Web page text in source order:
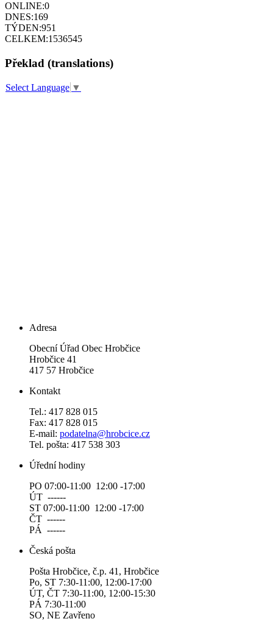
ONLINE:0
DNES:169
TÝDEN:951
CELKEM:1536545
Překlad (translations)
Select Language ▼
Adresa
Obecní Úřad Obec Hrobčice
Hrobčice 41
417 57 Hrobčice
Kontakt
Tel.: 417 828 015
Fax: 417 828 015
E-mail: podatelna@hrobcice.cz
Tel. pošta: 417 538 303
Úřední hodiny
PO 07:00-11:00 12:00 -17:00
ÚT ------
ST 07:00-11:00 12:00 -17:00
ČT ------
PÁ ------
Česká pošta
Pošta Hrobčice, č.p. 41, Hrobčice
Po, ST 7:30-11:00, 12:00-17:00
ÚT, ČT 7:30-11:00, 12:00-15:30
PÁ 7:30-11:00
SO, NE Zavřeno